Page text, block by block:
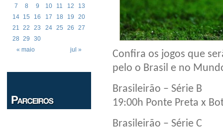
« maio jul »
7
8 9 10 11 12
13
14 15 16 17 18 19
20
21
22 23 24 25 26
27
28
29 30
Confira os jogos que
pelo o Brasil e no
Brasileirão – Série B
19:00h Ponte Preta x
Brasileirão – Série C